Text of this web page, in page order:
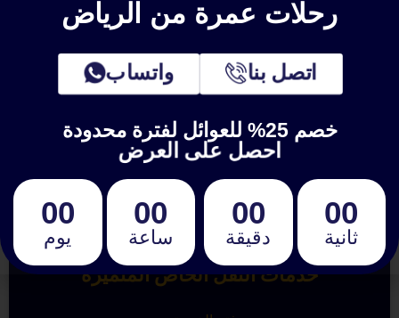
خدمات النقل الخاص المتميزة
رحلات عمرة من الرياض
اتصل بنا واتساب
خصم 25% للعوائل لفترة محدودة
احصل على العرض
00
يوم
00
ساعة
00
دقيقة
00
ثانية